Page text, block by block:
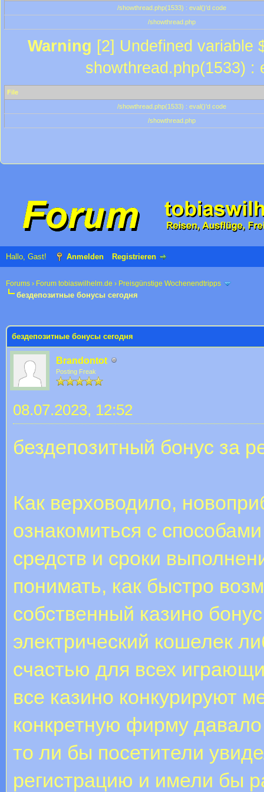
/showthread.php(1533) : eval()'d code
/showthread.php
Warning [2] Undefined variable
showthread.php(1533) :
File
/showthread.php(1533) : eval()'d code
/showthread.php
Hallo, Gast! Anmelden Registrieren
Forums › Forum tobiaswilhelm.de › Preisgünstige Wochenendtripps
бездепозитные бонусы сегодня
бездепозитные бонусы сегодня
Brandontot
Posting Freak
08.07.2023, 12:52
бездепозитный бонус за
Как верховодило,
ознакомиться с
средств и сроки
понимать, как быстро
собственный казино
электрический кошелек
счастью для всех
все казино конкурируют
конкретную фирму
то ли бы посетители
регистрацию и имели бы